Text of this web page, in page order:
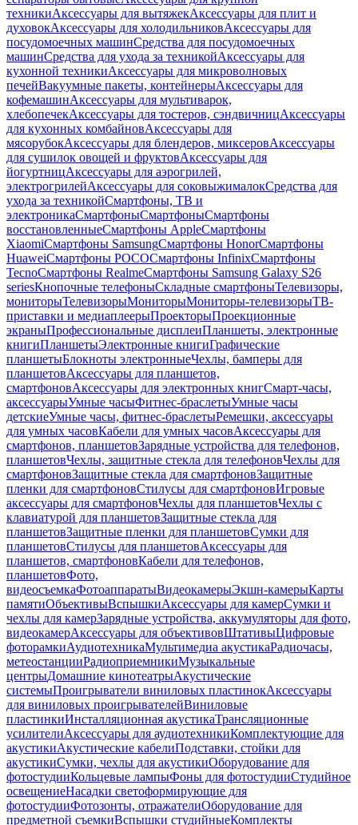
техникиАксессуары для вытяжекАксессуары для плит и
духовокАксессуары для холодильниковАксессуары для
посудомоечных машинСредства для посудомоечных
машинСредства для ухода за техникойАксессуары для
кухонной техникиАксессуары для микроволновых
печейВакуумные пакеты, контейнерыАксессуары для
кофемашинАксессуары для мультиварок,
хлебопечекАксессуары для тостеров, сэндвичницАксессуары
для кухонных комбайновАксессуары для
мясорубокАксессуары для блендеров, миксеровАксессуары
для сушилок овощей и фруктовАксессуары для
йогуртницАксессуары для аэрогрилей,
электрогрилейАксессуары для соковыжималокСредства для
ухода за техникойСмартфоны, ТВ и
электроникаСмартфоныСмартфоныСмартфоны
восстановленныеСмартфоны AppleСмартфоны
XiaomiСмартфоны SamsungСмартфоны HonorСмартфоны
HuaweiСмартфоны POCOСмартфоны InfinixСмартфоны
TecnoСмартфоны RealmeСмартфоны Samsung Galaxy S26
seriesКнопочные телефоныСкладные смартфоныТелевизоры,
мониторыТелевизорыМониторыМониторы-телевизорыТВ-
приставки и медиаплеерыПроекторыПроекционные
экраныПрофессиональные дисплеиПланшеты, электронные
книгиПланшетыЭлектронные книгиГрафические
планшетыБлокноты электронныеЧехлы, бамперы для
планшетовАксессуары для планшетов,
смартфоновАксессуары для электронных книгСмарт-часы,
аксессуарыУмные часыФитнес-браслетыУмные часы
детскиеУмные часы, фитнес-браслетыРемешки, аксессуары
для умных часовКабели для умных часовАксессуары для
смартфонов, планшетовЗарядные устройства для телефонов,
планшетовЧехлы, защитные стекла для телефоновЧехлы для
смартфоновЗащитные стекла для смартфоновЗащитные
пленки для смартфоновСтилусы для смартфоновИгровые
аксессуары для смартфоновЧехлы для планшетовЧехлы с
клавиатурой для планшетовЗащитные стекла для
планшетовЗащитные пленки для планшетовСумки для
планшетовСтилусы для планшетовАксессуары для
планшетов, смартфоновКабели для телефонов,
планшетовФото,
видеосъемкаФотоаппаратыВидеокамерыЭкшн-камерыКарты
памятиОбъективыВспышкиАксессуары для камерСумки и
чехлы для камерЗарядные устройства, аккумуляторы для фото,
видеокамерАксессуары для объективовШтативыЦифровые
фоторамкиАудиотехникаМультимедиа акустикаРадиочасы,
метеостанцииРадиоприемникиМузыкальные
центрыДомашние кинотеатрыАкустические
системыПроигрыватели виниловых пластинокАксессуары
для виниловых проигрывателейВиниловые
пластинкиИнсталляционная акустикаТрансляционные
усилителиАксессуары для аудиотехникиКомплектующие для
акустикиАкустические кабелиПодставки, стойки для
акустикиСумки, чехлы для акустикиОборудование для
фотостудииКольцевые лампыФоны для фотостудииСтудийное
освещениеНасадки светоформирующие для
фотостудииФотозонты, отражателиОборудование для
предметной съемкиВспышки студийныеКомплекты